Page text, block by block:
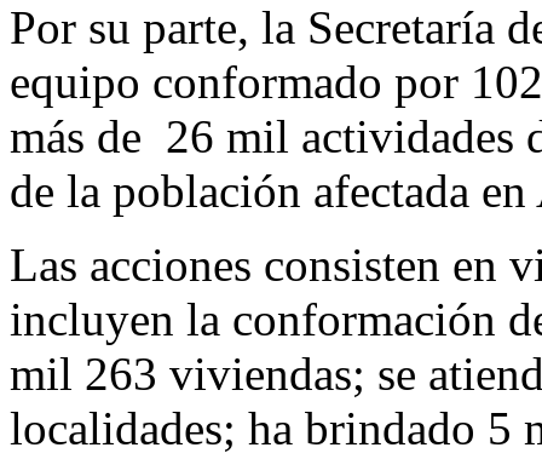
Por su parte, la Secretaría
equipo conformado por
más de 26 mil actividades
de la población afectada
Las acciones consisten en
incluyen la conformación
mil 263 viviendas; se
localidades; ha brindado 5